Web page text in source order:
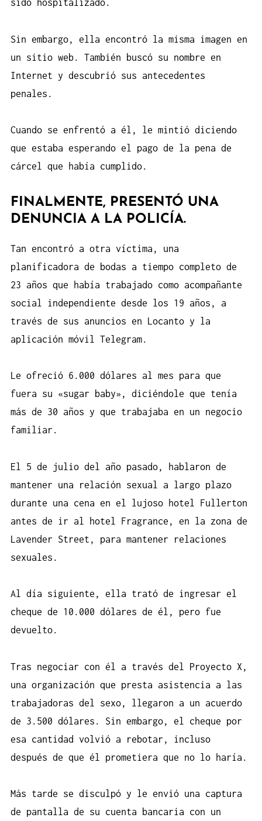
sido hospitalizado.
Sin embargo, ella encontró la misma imagen en
un sitio web. También buscó su nombre en
Internet y descubrió sus antecedentes
penales.
Cuando se enfrentó a él, le mintió diciendo
que estaba esperando el pago de la pena de
cárcel que había cumplido.
FINALMENTE, PRESENTÓ UNA
DENUNCIA A LA POLICÍA.
Tan encontró a otra víctima, una
planificadora de bodas a tiempo completo de
23 años que había trabajado como acompañante
social independiente desde los 19 años, a
través de sus anuncios en Locanto y la
aplicación móvil Telegram.
Le ofreció 6.000 dólares al mes para que
fuera su «sugar baby», diciéndole que tenía
más de 30 años y que trabajaba en un negocio
familiar.
El 5 de julio del año pasado, hablaron de
mantener una relación sexual a largo plazo
durante una cena en el lujoso hotel Fullerton
antes de ir al hotel Fragrance, en la zona de
Lavender Street, para mantener relaciones
sexuales.
Al día siguiente, ella trató de ingresar el
cheque de 10.000 dólares de él, pero fue
devuelto.
Tras negociar con él a través del Proyecto X,
una organización que presta asistencia a las
trabajadoras del sexo, llegaron a un acuerdo
de 3.500 dólares. Sin embargo, el cheque por
esa cantidad volvió a rebotar, incluso
después de que él prometiera que no lo haría.
Más tarde se disculpó y le envió una captura
de pantalla de su cuenta bancaria con un